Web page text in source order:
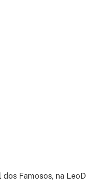
Famosos, na